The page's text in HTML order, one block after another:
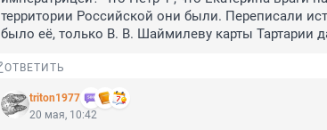
территории Российской они были. Переписали
было её, только В. В. Шаймилеву карты Тартарии
ОТВЕТИТЬ
triton1977
20 мая, 10:42